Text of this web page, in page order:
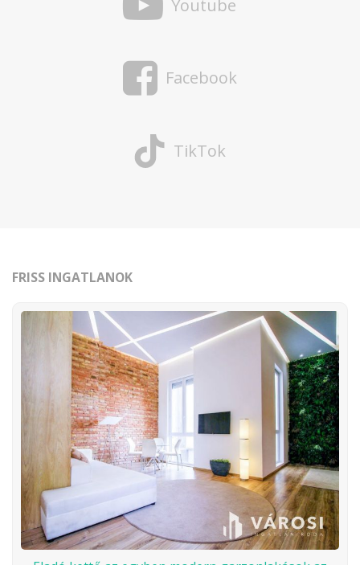
Youtube
Facebook
TikTok
FRISS INGATLANOK